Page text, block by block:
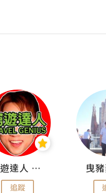
窮遊達人 Mr.TravelGenius
追蹤
曳